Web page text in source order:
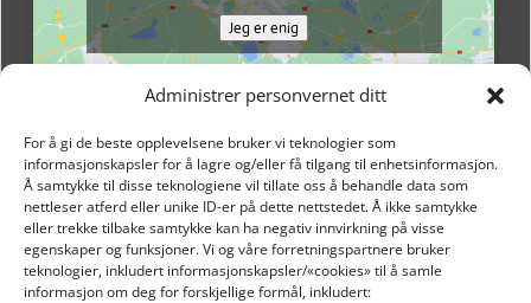
Administrer personvernet ditt
For å gi de beste opplevelsene bruker vi teknologier som
informasjonskapsler for å lagre og/eller få tilgang til enhetsinformasjon.
Å samtykke til disse teknologiene vil tillate oss å behandle data som
nettleser atferd eller unike ID-er på dette nettstedet. Å ikke samtykke
eller trekke tilbake samtykke kan ha negativ innvirkning på visse
egenskaper og funksjoner. Vi og våre forretningspartnere bruker
teknologier, inkludert informasjonskapsler/«cookies» til å samle
informasjon om deg for forskjellige formål, inkludert:
Jeg er enig